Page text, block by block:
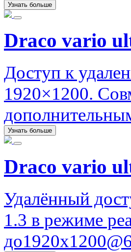
Узнать больше
Draco vario
Доступ к
1920×1200.
Узнать больше
Draco vario
Удалённый
1.3 в режиме